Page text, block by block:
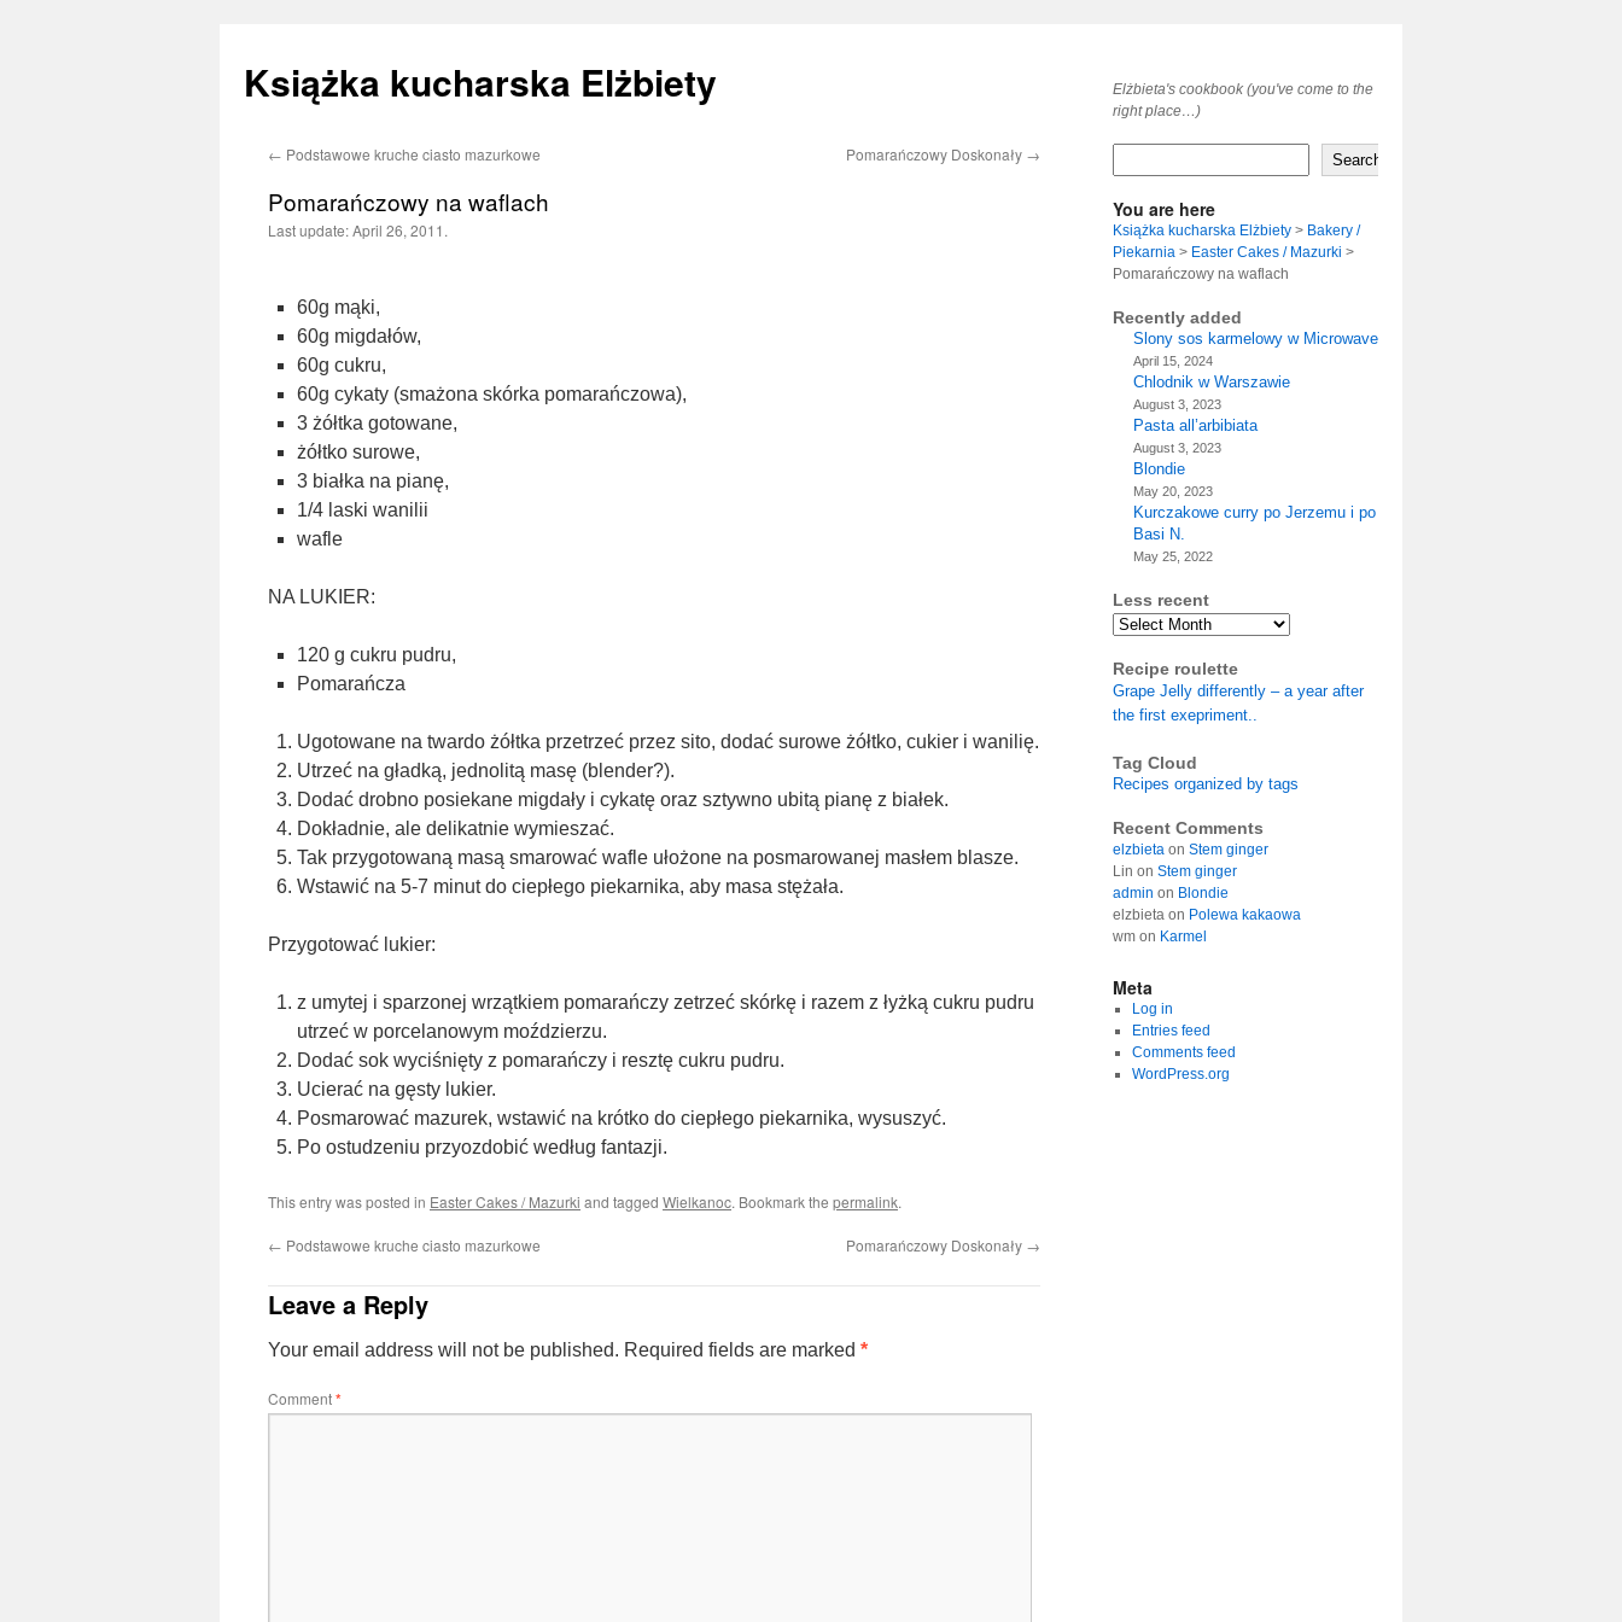
Książka kucharska Elżbiety
Elżbieta's cookbook (you've come to the
right place…)
Skip
← Podstawowe kruche ciasto mazurkowe Pomarańczowy Doskonały →
Pomarańczowy na waflach
Last update:April 26, 2011.
60g mąki,
60g migdałów,
60g cukru,
60g cykaty (smażona skórka pomarańczowa),
3 żółtka gotowane,
żółtko surowe,
3 białka na pianę,
1/4 laski wanilii
wafle
NA LUKIER:
120 g cukru pudru,
Pomarańcza
Ugotowane na twardo żółtka przetrzeć przez sito, dodać surowe żółtko, cukier i wanilię.
Utrzeć na gładką, jednolitą masę (blender?).
Dodać drobno posiekane migdały i cykatę oraz sztywno ubitą pianę z białek.
Dokładnie, ale delikatnie wymieszać.
Tak przygotowaną masą smarować wafle ułożone na posmarowanej masłem blasze.
Wstawić na 5-7 minut do ciepłego piekarnika, aby masa stężała.
Przygotować lukier:
z umytej i sparzonej wrzątkiem pomarańczy zetrzeć skórkę i razem z łyżką cukru pudru
utrzeć w porcelanowym moździerzu.
Dodać sok wyciśnięty z pomarańczy i resztę cukru pudru.
Ucierać na gęsty lukier.
Posmarować mazurek, wstawić na krótko do ciepłego piekarnika, wysuszyć.
Po ostudzeniu przyozdobić według fantazji.
This entry was posted in Easter Cakes / Mazurki and tagged Wielkanoc. Bookmark the permalink.
← Podstawowe kruche ciasto mazurkowe Pomarańczowy Doskonały →
Leave a Reply
Your email address will not be published. Required fields are marked *
Comment*
Search
You are here
Książka kucharska Elżbiety > Bakery /
Piekarnia > Easter Cakes / Mazurki >
Pomarańczowy na waflach
Recently added
Slony sos karmelowy w Microwave
April 15, 2024
Chlodnik w Warszawie
August 3, 2023
Pasta all’arbibiata
August 3, 2023
Blondie
May 20, 2023
Kurczakowe curry po Jerzemu i po
Basi N.
May 25, 2022
Less recent
Archives
Recipe roulette
Grape Jelly differently – a year after
the first exepriment..
Tag Cloud
Recipes organized by tags
Recent Comments
elzbieta on Stem ginger
Lin on Stem ginger
admin on Blondie
elzbieta on Polewa kakaowa
wm on Karmel
Meta
Log in
Entries feed
Comments feed
WordPress.org